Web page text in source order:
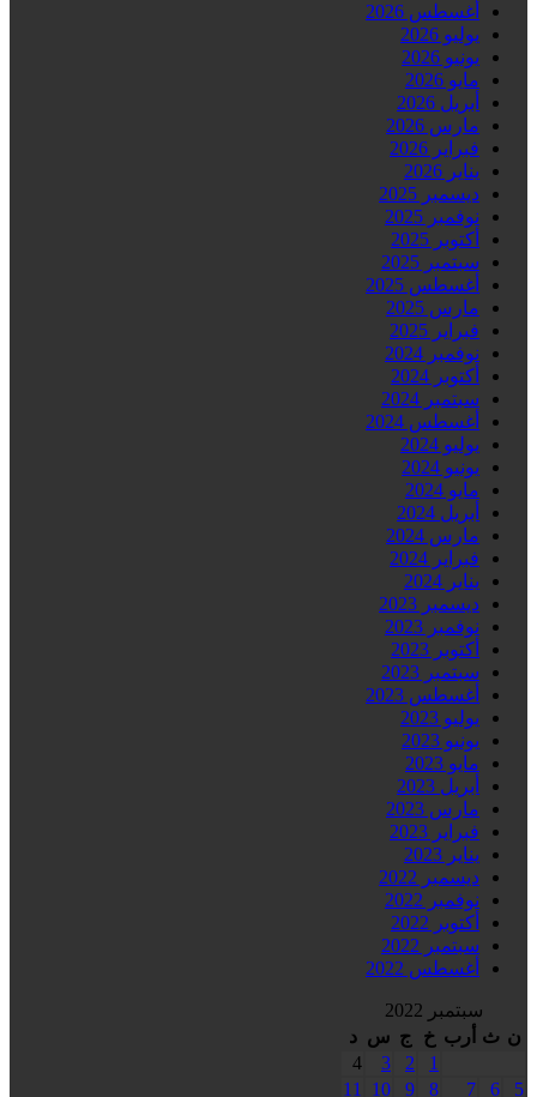
أغسطس 2026
يوليو 2026
يونيو 2026
مايو 2026
أبريل 2026
مارس 2026
فبراير 2026
يناير 2026
ديسمبر 2025
نوفمبر 2025
أكتوبر 2025
سبتمبر 2025
أغسطس 2025
مارس 2025
فبراير 2025
نوفمبر 2024
أكتوبر 2024
سبتمبر 2024
أغسطس 2024
يوليو 2024
يونيو 2024
مايو 2024
أبريل 2024
مارس 2024
فبراير 2024
يناير 2024
ديسمبر 2023
نوفمبر 2023
أكتوبر 2023
سبتمبر 2023
أغسطس 2023
يوليو 2023
يونيو 2023
مايو 2023
أبريل 2023
مارس 2023
فبراير 2023
يناير 2023
ديسمبر 2022
نوفمبر 2022
أكتوبر 2022
سبتمبر 2022
أغسطس 2022
سبتمبر 2022
ن ث أرب خ ج س د
1
2
3
4
5
6
7
8
9
10
11